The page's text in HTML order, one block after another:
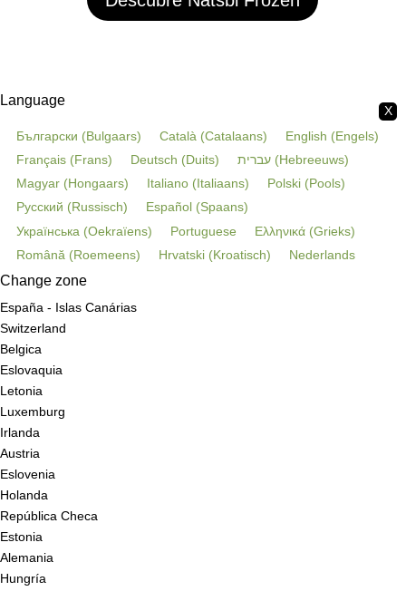
X
Language
Български (Bulgaars) Català (Catalaans) English (Engels)
Français (Frans) Deutsch (Duits) עברית (Hebreeuws)
Magyar (Hongaars) Italiano (Italiaans) Polski (Pools)
Русский (Russisch) Español (Spaans)
Українська (Oekraïens) Portuguese Ελληνικά (Grieks)
Română (Roemeens) Hrvatski (Kroatisch) Nederlands
Change zone
España - Islas Canárias
Switzerland
Belgica
Eslovaquia
Letonia
Luxemburg
Irlanda
Austria
Eslovenia
Holanda
República Checa
Estonia
Alemania
Hungría